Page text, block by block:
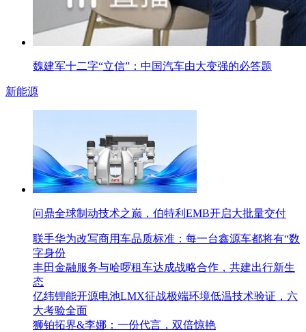
魏建军十二字“立信”：中国汽车由大变强的必答题
新能源
问鼎全球制动技术之巅，伯特利EMB开启大批量交付
联手华为改写商用车品质标准：每一台鑫源车都将有“数
字身份
丰田金融服务与哈啰租车达成战略合作，共建出行新生
态
亿纬锂能开源电池LMX征战极端环境低温技术验证，六
大考验全面
狮铂拓界&李娜：一份代言，双倍惊艳